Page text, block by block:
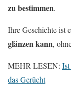
zu bestimmen.
Ihre Geschichte ist
glänzen kann,
MEHR LESEN:
das Gerücht